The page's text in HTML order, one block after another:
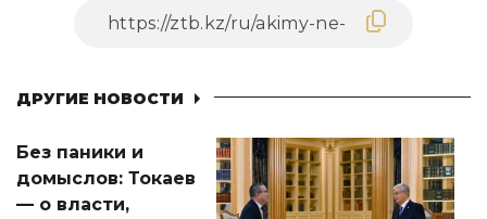
ДРУГИЕ НОВОСТИ
Без паники и
домыслов: Токаев
— о власти,